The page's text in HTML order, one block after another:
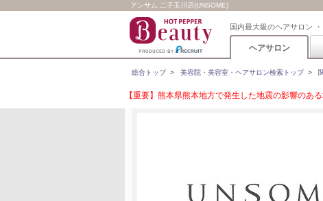
アンサム 二子玉川店(UNSOME)
国内最大級のヘアサロン
ヘアサロン
総合トップ> 美容院・美容室・ヘアサロン検索トップ>
【重要】熊本県熊本地方で発生した地震の影響のあ